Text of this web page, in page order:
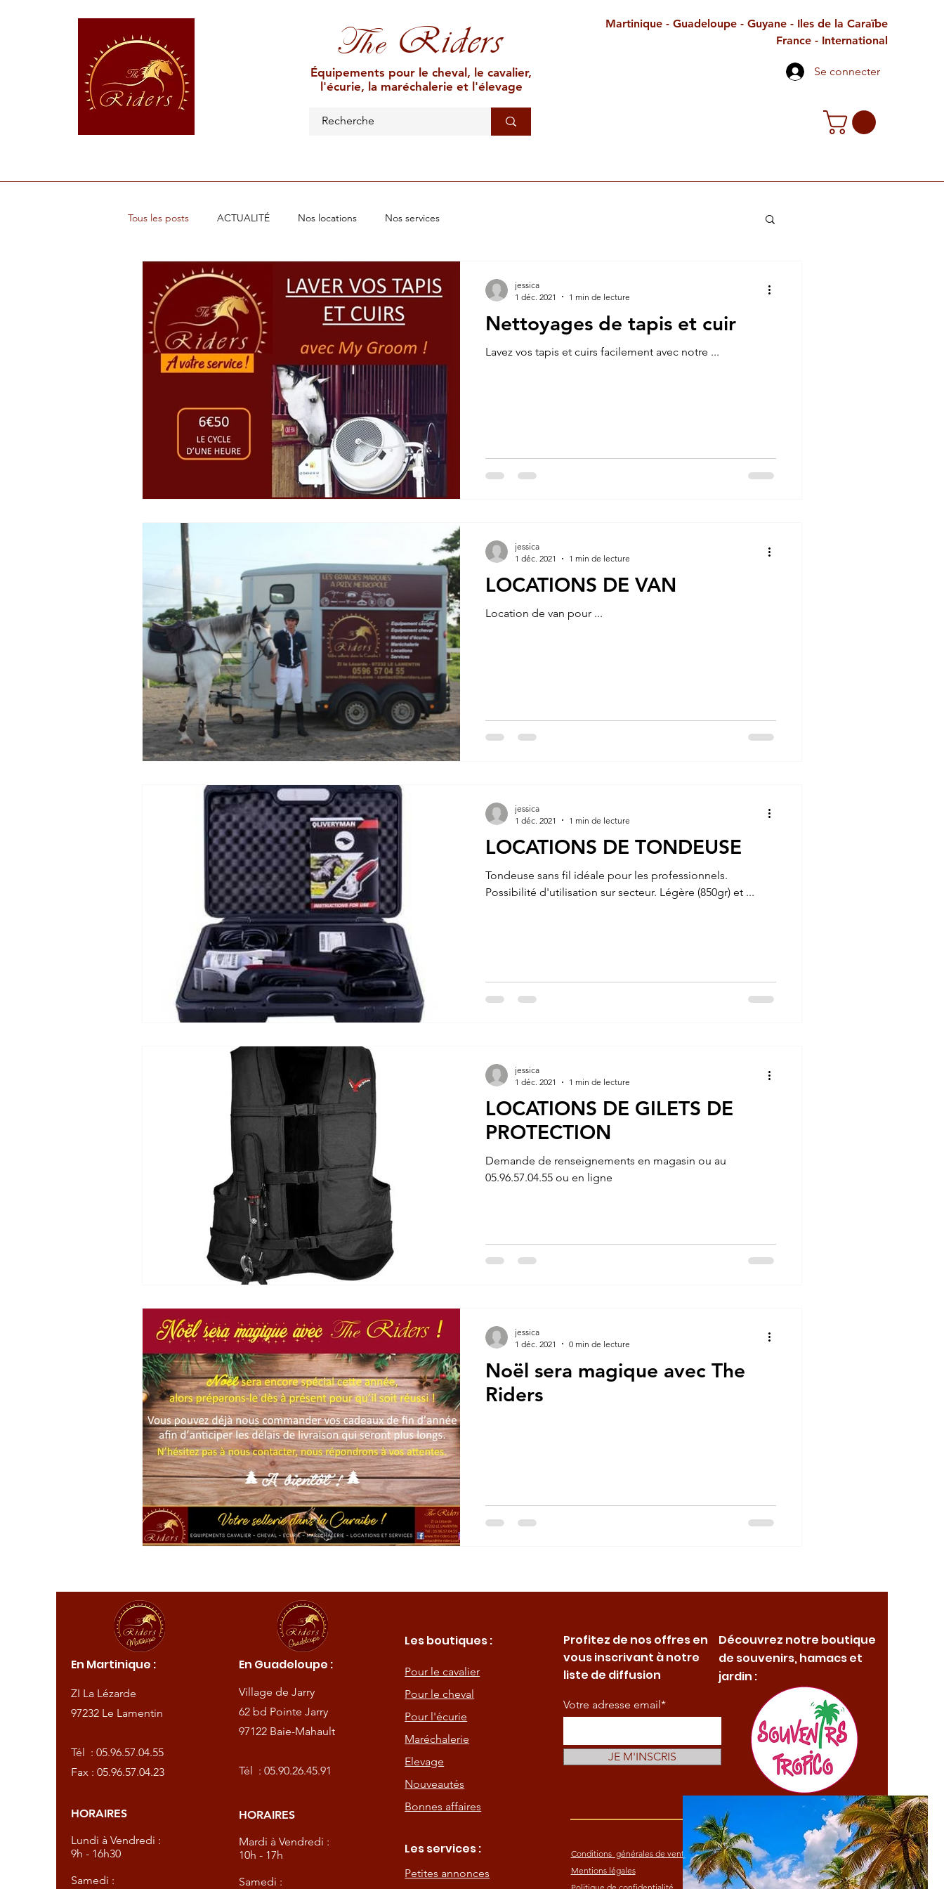
TheRiders
Équipements pour le cheval, le cavalier,
l'écurie, la maréchalerie et l'élevage
Martinique - Guadeloupe - Guyane - Iles de la Caraïbe
France - International
Se connecter
Tous les posts ACTUALITÉ Nos locations Nos services
Nettoyages de tapis et cuir
Lavez vos tapis et cuirs facilement avec notre ...
jessica
1 déc. 2021
1 min de lecture
LOCATIONS DE VAN
Location de van pour ...
jessica
1 déc. 2021
1 min de lecture
LOCATIONS DE TONDEUSE
Tondeuse sans fil idéale pour les professionnels.
Possibilité d'utilisation sur secteur. Légère (850gr) et ...
jessica
1 déc. 2021
1 min de lecture
LOCATIONS DE GILETS DE
PROTECTION
Demande de renseignements en magasin ou au
05.96.57.04.55 ou en ligne
jessica
1 déc. 2021
1 min de lecture
Noël sera magique avec The
Riders
jessica
1 déc. 2021
0 min de lecture
En Martinique :
ZI La Lézarde
97232 Le Lamentin
Tél :05.96.57.04.55
Fax : 05.96.57.04.23
HORAIRES
Lundi à Vendredi :
9h - 16h30
Samedi :
En Guadeloupe :
Village de Jarry
62 bd Pointe Jarry
97122 Baie-Mahault
Tél : 05.90.26.45.91
HORAIRES
Mardi à Vendredi :
10h - 17h
Samedi :
Les boutiques :
Pour le cavalier
Pour le cheval
Pour l'écurie
Maréchalerie
Elevage
Nouveautés
Bonnes affaires
Les services :
Petites annonces
Profitez de nos offres en
vous inscrivant à notre
liste de diffusion
Votre adresse email*
JE M'INSCRIS
Conditions générales de vente
Mentions légales
Découvrez notre boutique
de souvenirs, hamacs et
jardin :